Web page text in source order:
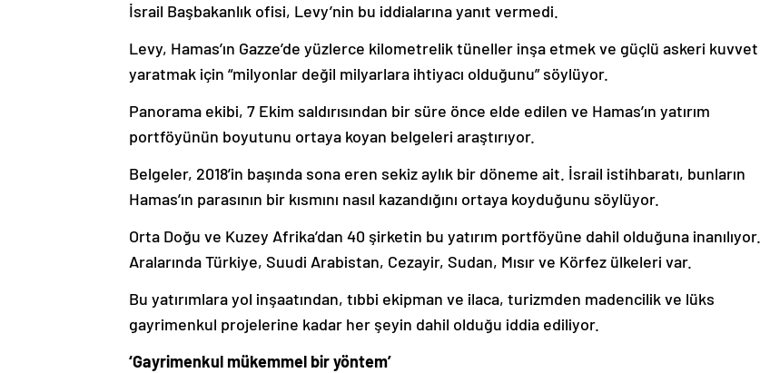
İsrail Başbakanlık ofisi, Levy’nin bu iddialarına yanıt vermedi.
Levy, Hamas’ın Gazze’de yüzlerce kilometrelik tüneller inşa etmek ve güçlü askeri kuvvet
yaratmak için “milyonlar değil milyarlara ihtiyacı olduğunu” söylüyor.
Panorama ekibi, 7 Ekim saldırısından bir süre önce elde edilen ve Hamas’ın yatırım
portföyünün boyutunu ortaya koyan belgeleri araştırıyor.
Belgeler, 2018’in başında sona eren sekiz aylık bir döneme ait. İsrail istihbaratı, bunların
Hamas’ın parasının bir kısmını nasıl kazandığını ortaya koyduğunu söylüyor.
Orta Doğu ve Kuzey Afrika’dan 40 şirketin bu yatırım portföyüne dahil olduğuna inanılıyor.
Aralarında Türkiye, Suudi Arabistan, Cezayir, Sudan, Mısır ve Körfez ülkeleri var.
Bu yatırımlara yol inşaatından, tıbbi ekipman ve ilaca, turizmden madencilik ve lüks
gayrimenkul projelerine kadar her şeyin dahil olduğu iddia ediliyor.
‘Gayrimenkul mükemmel bir yöntem’